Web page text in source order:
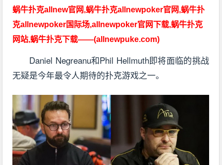
蜗牛扑克allnew官网,蜗牛扑克allnewpoker官网,蜗牛扑
克allnewpoker国际场,allnewpoker官网下载,蜗牛扑克
网站,蜗牛扑克下载——(allnewpuke.com)
Daniel Negreanu和Phil Hellmuth即将面临的挑战
无疑是今年最令人期待的扑克游戏之一。